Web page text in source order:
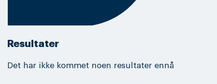
Resultater
Det har ikke kommet noen resultater ennå